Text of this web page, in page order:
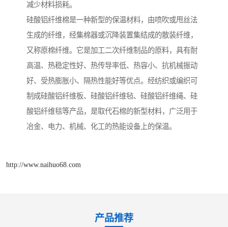
减少材料损耗。
硅酸铝纤维棉是一种新型的保温材料，由喷吹或甩丝法
生成的纤维，经集棉器或沉降装置集结成的散装纤维，
又称原棉纤维。它是加工二次纤维制品的原料，具有耐
高温、热稳定性好、热传导率低、热容小、抗机械振动
好、受热膨胀小、隔热性能好等优点。经纺织或编织可
制成硅酸铝纤维板、硅酸铝纤维毡、硅酸铝纤维绳、硅
酸铝纤维毯等产品，是取代石棉的新型材料，广泛用于
冶金、电力、机械、化工的热能设备上的保温。
http://www.naihuo68.com
产品推荐